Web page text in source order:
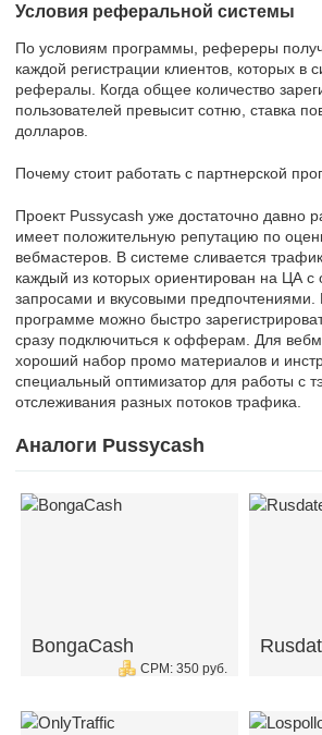
Условия реферальной системы
По условиям программы, рефереры
каждой регистрации клиентов, которых в
рефералы. Когда общее количество
пользователей превысит сотню, ставка
долларов.
Почему стоит работать с партнерской
Проект Pussycash уже достаточно давно
имеет положительную репутацию по
вебмастеров. В системе сливается
каждый из которых ориентирован на ЦА
запросами и вкусовыми предпочтениями.
программе можно быстро
сразу подключиться к офферам. Для
хороший набор промо материалов и
специальный оптимизатор для работы с
отслеживания разных потоков трафика.
Аналоги Pussycash
BongaCash
CPM: 350 руб.